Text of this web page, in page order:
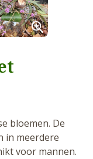
bloemen. De
in meerdere
voor mannen.